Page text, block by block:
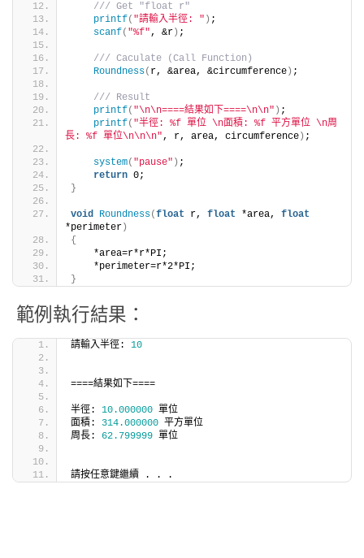
/// Get "float r"
printf( "請輸入半徑: " ) ;
scanf( "%f", &r ) ;
/// Caculate (Call Function)
Roundness( r, &area, &circumference ) ;
/// Result
printf( "\n\n====結果如下====\n\n" ) ;
printf( "半徑: %f 單位 \n面積: %f 平方單位 \n周
長: %f 單位\n\n\n", r, area, circumference ) ;
system( "pause" ) ;
return 0;
}
void Roundness(float r, float *area, float
*perimeter )
{
    *area=r*r*PI;
    *perimeter=r*2*PI;
}
範例執行結果：
請輸入半徑: 10
====結果如下====
半徑: 10.000000 單位
面積: 314.000000 平方單位
周長: 62.799999 單位
請按任意鍵繼續 . . .